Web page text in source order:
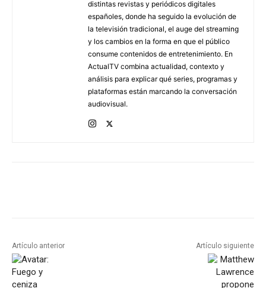
distintas revistas y periódicos digitales
españoles, donde ha seguido la evolución de
la televisión tradicional, el auge del streaming
y los cambios en la forma en que el público
consume contenidos de entretenimiento. En
ActualTV combina actualidad, contexto y
análisis para explicar qué series, programas y
plataformas están marcando la conversación
audiovisual.
Artículo anterior Artículo siguiente